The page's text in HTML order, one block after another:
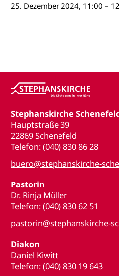
25. Dezember 2024, 11:00 –
Stephanskirche
Hauptstraße 39
22869 Schenefeld
Telefon: (040) 830 86 28
buero@stephanskirche-
Pastorin
Dr. Rinja Müller
Telefon: (040) 830 62 51
pastorin@stephanskirche-
Diakon
Daniel Kiwitt
Telefon: (040) 830 19 643